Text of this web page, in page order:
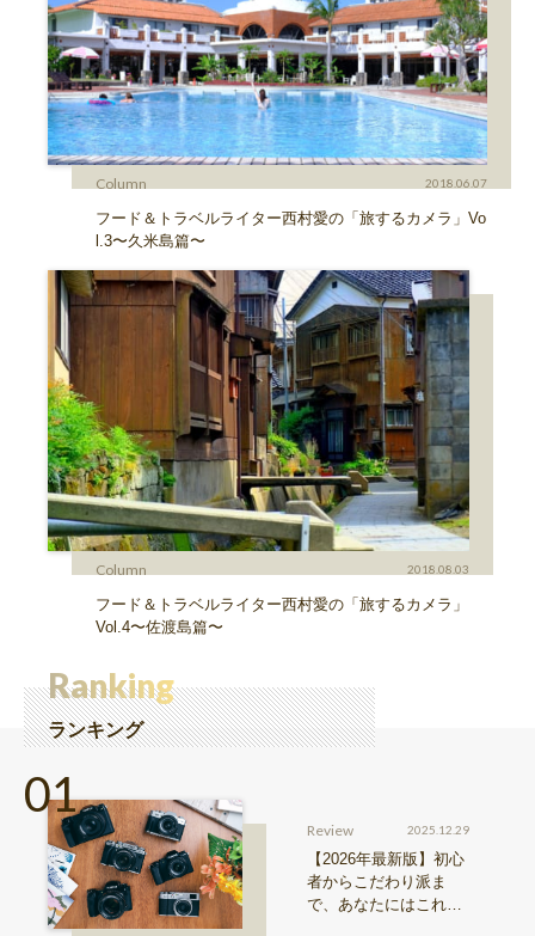
Column 2018.06.07
フード＆トラベルライター西村愛の「旅するカメラ」Vo
l.3〜久米島篇〜
Column 2018.08.03
フード＆トラベルライター西村愛の「旅するカメラ」
Vol.4〜佐渡島篇〜
Ranking
ランキング
Review 2025.12.29
【2026年最新版】初心
者からこだわり派ま
で、あなたにはこれが